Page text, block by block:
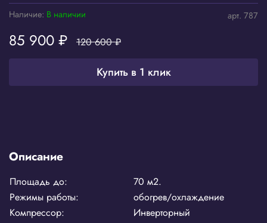
арт. 787
Наличие: В наличии
85 900 ₽ 120 600 ₽
Купить в 1 клик
Описание
Площадь до:
70 м2.
Режимы работы:
обогрев/охлаждение
Компрессор:
Инверторный